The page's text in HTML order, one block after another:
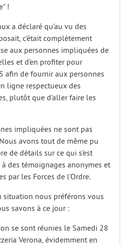
!
a déclaré qu’au vu des
c’était complètement
aux personnes impliquées de
et d’en profiter pour
afin de fournir aux personnes
ligne respectueux des
plutôt que d’aller faire les
impliquées ne sont pas
avons tout de même pu
de détails sur ce qui s’est
des témoignages anonymes et
par les Forces de l’Ordre.
situation nous préférons vous
savons à ce jour :
se sont réunies le Samedi 28
Verona, évidemment en